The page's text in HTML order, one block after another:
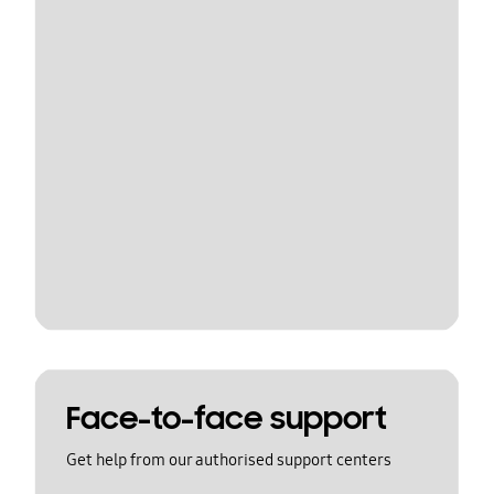
Face-to-face support
Get help from our authorised support centers